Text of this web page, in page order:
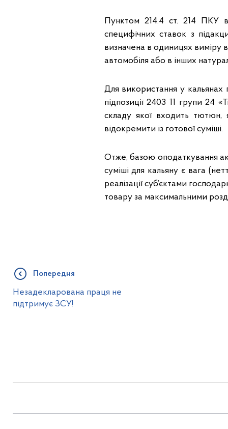
Пунктом 214.4 ст. 214 ПКУ
специфічних ставок з
визначена в одиницях виміру
автомобіля або в інших
Для використання у кальянах
підпозиції 2403 11 групи 24
складу якої входить тютюн,
відокремити із готової суміші.
Отже, базою оподаткування
суміші для кальяну є вага
реалізації суб’єктами
товару за максимальними
Попередня
Незадекларована праця не
підтримує ЗСУ!